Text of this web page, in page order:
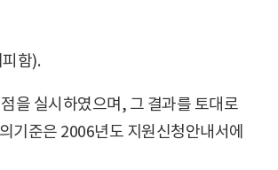
함).
을 실시하였으며, 그 결과를 토대로
기준은 2006년도 지원신청안내서에